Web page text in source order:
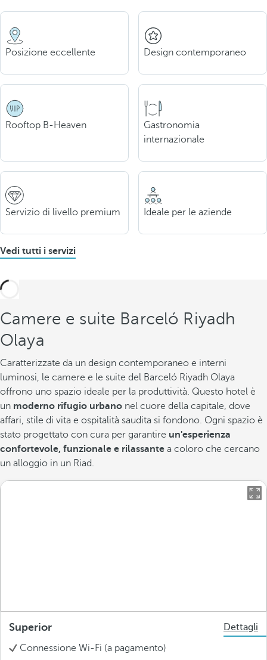
Posizione eccellente Design contemporaneo
Rooftop B-Heaven
Gastronomia
internazionale
Servizio di livello premium Ideale per le aziende
Vedi tutti i servizi
Camere e suite Barceló Riyadh
Olaya
Caratterizzate da un design contemporaneo e interni
luminosi, le camere e le suite del Barceló Riyadh Olaya
offrono uno spazio ideale per la produttività. Questo hotel è
un moderno rifugio urbano nel cuore della capitale, dove
affari, stile di vita e ospitalità saudita si fondono. Ogni spazio è
stato progettato con cura per garantire un'esperienza
confortevole, funzionale e rilassante a coloro che cercano
un alloggio in un Riad.
Superior
Dettagli
Connessione Wi-Fi (a pagamento)